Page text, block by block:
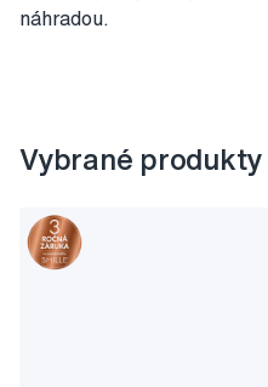
náhradou.
Vybrané produkty